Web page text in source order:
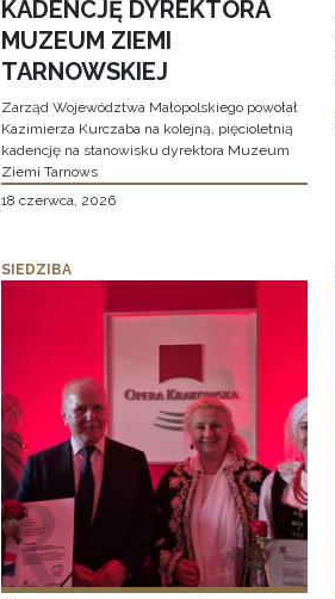
KADENCJĘ DYREKTORA
MUZEUM ZIEMI
TARNOWSKIEJ
Zarząd Województwa Małopolskiego powołał
Kazimierza Kurczaba na kolejną, pięcioletnią
kadencję na stanowisku dyrektora Muzeum
Ziemi Tarnows
18 czerwca, 2026
SIEDZIBA